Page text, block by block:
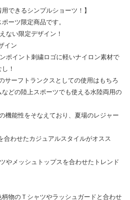
できるシンプルショーツ！】
ーツ限定商品です。
ない限定デザイン！
イン
ポイント刺繍ロゴに軽いナイロン素材で
！
サーフトランクスとしての使用はもちろ
どの陸上スポーツでも使える水陸両用の
機能性をそなえており、夏場のレジャー
合わせたカジュアルスタイルがオスス
やメッシュトップスを合わせたトレンド
物のＴシャツやラッシュガードと合わせ